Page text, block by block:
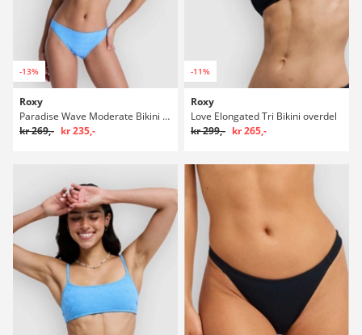
-13%
Roxy
Paradise Wave Moderate Bikini underdel
kr 269,- kr 235,-
-11%
Roxy
Love Elongated Tri Bikini overdel
kr 299,- kr 265,-